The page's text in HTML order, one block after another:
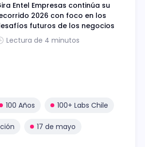
Entel Empresas continúa su
2026 con foco en los
futuros de los negocios
Lectura de 4 minutos
100 Años 100+ Labs Chile
17 de mayo